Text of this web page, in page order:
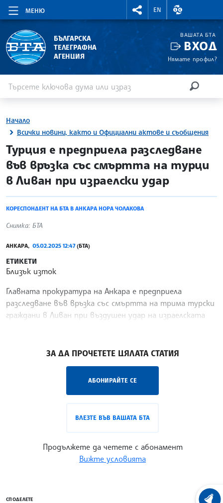
МЕНЮ
RIGHTMENU.SOCIAL
EN
ВАЛУТНИ
БЪЛГАРСКА
ТЕЛЕГРАФНА
АГЕНЦИЯ
ВАШАТА БТА
ВХОД
Нямате профил?
Начало
Всички новини, както и Официални актове и съобщения
site.bta
Турция е предприела разследване
във връзка със смъртта на турци
в Ливан при израелски удар
КОРЕСПОНДЕНТ НА БТА В АНКАРА НОРА ЧОЛАКОВА
Снимка: БТА
АНКАРА, 05.02.2025 12:47(БТА)
ЕТИКЕТИ
Близък изток
Главната прокуратура на Анкара е предприела
разследване във връзка със смъртта на трима турски
граждани в Ливан при въздушен удар на израелската
ЗА ДА ПРОЧЕТЕТЕ ЦЯЛАТА СТАТИЯ
АБОНИРАЙТЕ СЕ
ВЛЕЗТЕ ВЪВ ВАШАТА БТА
Продължете да четете с абонамент
Вижте условията
СПОДЕЛЕТЕ